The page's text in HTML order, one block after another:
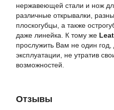
нержавеющей стали и нож
различные открывалки,
плоскогубцы, а также
даже линейка. К тому же
прослужить Вам не один
эксплуатации, не утратив
возможностей.
Отзывы